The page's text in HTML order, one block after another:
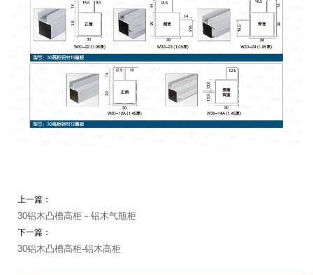
上一篇：
30铝木凸槽高柜－铝木气瓶柜
下一篇：
30铝木凸槽高柜-铝木高柜